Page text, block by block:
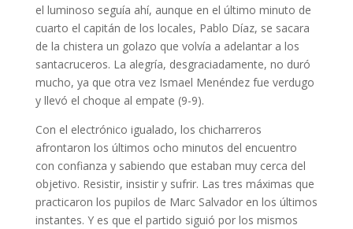
el luminoso seguía ahí, aunque en el último minuto de
cuarto el capitán de los locales, Pablo Díaz, se sacara
de la chistera un golazo que volvía a adelantar a los
santacruceros. La alegría, desgraciadamente, no duró
mucho, ya que otra vez Ismael Menéndez fue verdugo
y llevó el choque al empate (9-9).
Con el electrónico igualado, los chicharreros
afrontaron los últimos ocho minutos del encuentro
con confianza y sabiendo que estaban muy cerca del
objetivo. Resistir, insistir y sufrir. Las tres máximas que
practicaron los pupilos de Marc Salvador en los últimos
instantes. Y es que el partido siguió por los mismos